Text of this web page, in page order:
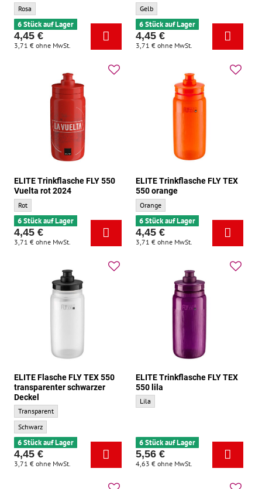
ELITE Trinkflasche FLY 550 Giro D'Italia rosa 2024 - Grundfarbe:
Rosa
6 Stück auf Lager
4,45 €
3,71 € ohne MwSt.
ELITE Trinkflasche FLY 550 TdF gelb
Gelb
6 Stück auf Lager
4,45 €
3,71 € ohne MwSt.
ELITE Trinkflasche FLY 550
Vuelta rot 2024
ELITE Trinkflasche FLY 550 Vuelta rot 2024 - Grundfarbe:
Rot
6 Stück auf Lager
4,45 €
3,71 € ohne MwSt.
ELITE Trinkflasche FLY TEX
550 orange
ELITE Trinkflasche FLY TEX 550 orange -
Orange
6 Stück auf Lager
4,45 €
3,71 € ohne MwSt.
ELITE Flasche FLY TEX 550
transparenter schwarzer
Deckel
ELITE Flasche FLY TEX 550 transparenter schwarzer Deckel - Grundfarbe:
Transparent
ELITE Flasche FLY TEX 550 transparenter schwarzer Deckel - Zusatzfarbe:
Schwarz
6 Stück auf Lager
4,45 €
3,71 € ohne MwSt.
ELITE Trinkflasche FLY TEX
550 lila
ELITE Trinkflasche FLY TEX 550 lila -
Lila
6 Stück auf Lager
5,56 €
4,63 € ohne MwSt.